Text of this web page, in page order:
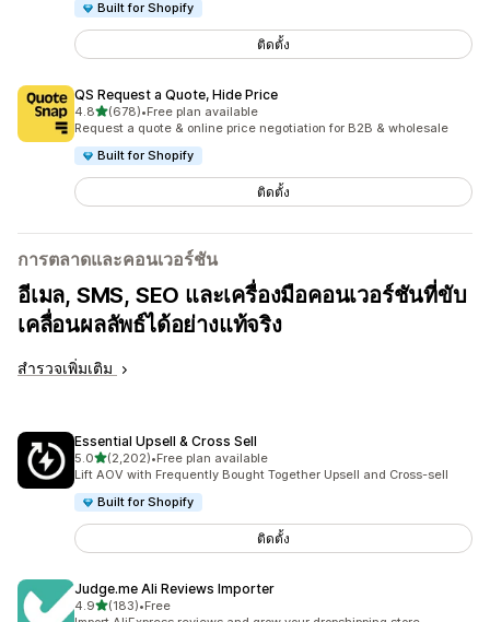
Built for Shopify
ติดตั้ง
QS Request a Quote, Hide Price
4.8เต็ม 5 ดาว
(678)
ทั้งหมด 678 รีวิว
•Free plan available
Request a quote & online price negotiation for B2B & wholesale
Built for Shopify
ติดตั้ง
การตลาดและคอนเวอร์ชัน
อีเมล, SMS, SEO และเครื่องมือคอนเวอร์ชันที่ขับ
เคลื่อนผลลัพธ์ได้อย่างแท้จริง
สำรวจเพิ่มเติม
Essential Upsell & Cross Sell
5.0เต็ม 5 ดาว
(2,202)
ทั้งหมด 2202 รีวิว
•Free plan available
Lift AOV with Frequently Bought Together Upsell and Cross-sell
Built for Shopify
ติดตั้ง
Judge.me Ali Reviews Importer
4.9เต็ม 5 ดาว
(183)
ทั้งหมด 183 รีวิว
•Free